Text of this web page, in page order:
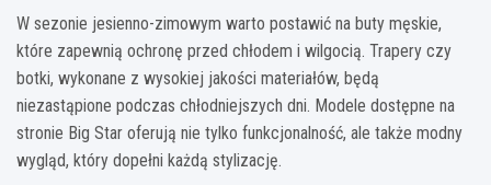
W sezonie jesienno-zimowym warto postawić na buty męskie,
które zapewnią ochronę przed chłodem i wilgocią. Trapery czy
botki, wykonane z wysokiej jakości materiałów, będą
niezastąpione podczas chłodniejszych dni. Modele dostępne na
stronie Big Star oferują nie tylko funkcjonalność, ale także modny
wygląd, który dopełni każdą stylizację.